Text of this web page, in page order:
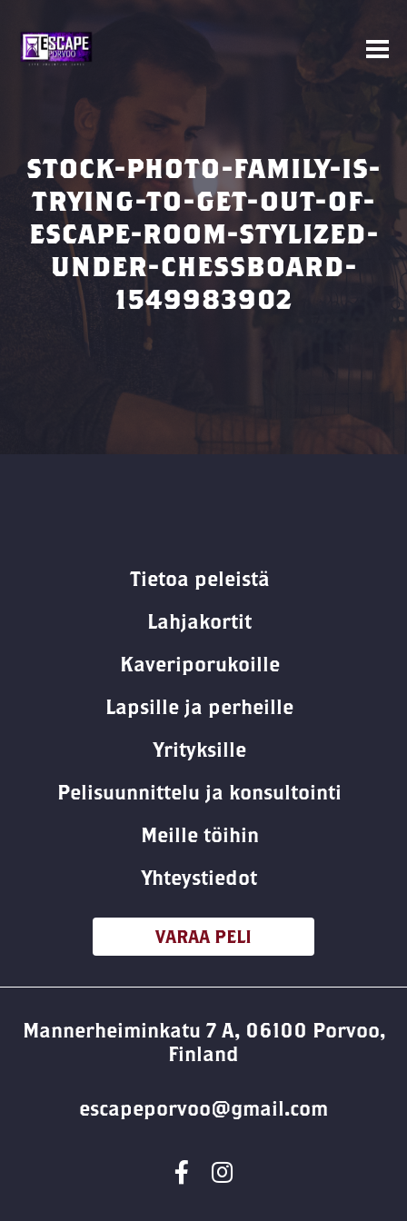
STOCK-PHOTO-FAMILY-IS-
TRYING-TO-GET-OUT-OF-
ESCAPE-ROOM-STYLIZED-
UNDER-CHESSBOARD-
1549983902
Tietoa peleistä
Lahjakortit
Kaveriporukoille
Lapsille ja perheille
Yrityksille
Pelisuunnittelu ja konsultointi
Meille töihin
Yhteystiedot
VARAA PELI
Mannerheiminkatu 7 A, 06100 Porvoo,
Finland
escapeporvoo@gmail.com